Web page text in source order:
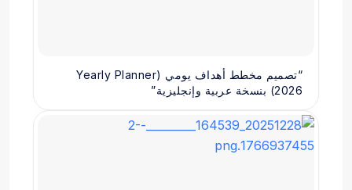
“تصميم مخطط أهداف يومي (Yearly Planner
2026) بنسخة عربية وإنجليزية”